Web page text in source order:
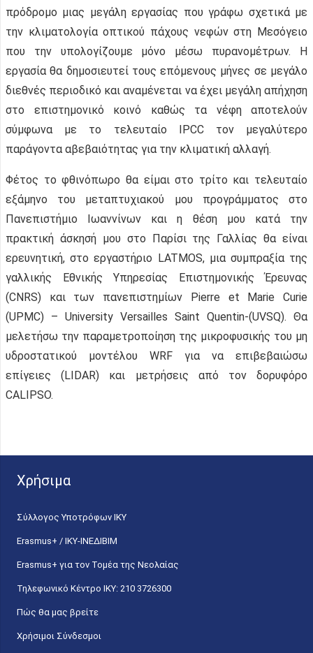
πρόδρομο μιας μεγάλη εργασίας που γράφω σχετικά με
την κλιματολογία οπτικού πάχους νεφών στη Μεσόγειο
που την υπολογίζουμε μόνο μέσω πυρανομέτρων. Η
εργασία θα δημοσιευτεί τους επόμενους μήνες σε μεγάλο
διεθνές περιοδικό και αναμένεται να έχει μεγάλη απήχηση
στο επιστημονικό κοινό καθώς τα νέφη αποτελούν
σύμφωνα με το τελευταίο IPCC τον μεγαλύτερο
παράγοντα αβεβαιότητας για την κλιματική αλλαγή.
Φέτος το φθινόπωρο θα είμαι στο τρίτο και τελευταίο
εξάμηνο του μεταπτυχιακού μου προγράμματος στο
Πανεπιστήμιο Ιωαννίνων και η θέση μου κατά την
πρακτική άσκησή μου στο Παρίσι της Γαλλίας θα είναι
ερευνητική, στο εργαστήριο LATMOS, μια συμπραξία της
γαλλικής Εθνικής Υπηρεσίας Επιστημονικής Έρευνας
(CNRS) και των πανεπιστημίων Pierre et Marie Curie
(UPMC) – University Versailles Saint Quentin-(UVSQ). Θα
μελετήσω την παραμετροποίηση της μικροφυσικής του μη
υδροστατικού μοντέλου WRF για να επιβεβαιώσω
επίγειες (LIDAR) και μετρήσεις από τον δορυφόρο
CALIPSO.
Χρήσιμα
Σύλλογος Υποτρόφων ΙΚΥ
Erasmus+ / ΙΚΥ-ΙΝΕΔΙΒΙΜ
Erasmus+ για τον Τομέα της Νεολαίας
Τηλεφωνικό Κέντρο IKY: 210 3726300
Πώς θα μας βρείτε
Χρήσιμοι Σύνδεσμοι